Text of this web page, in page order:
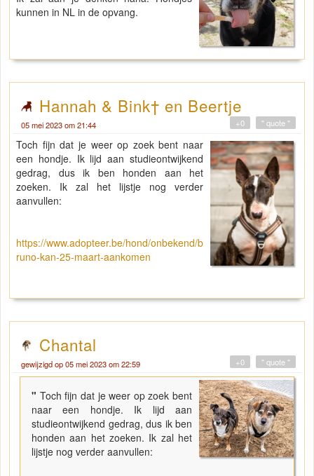
kunnen in NL in de opvang.
Hannah & Bink† en Beertje
05 mei 2023 om 21:44 " quote "
+0
Toch fijn dat je weer op zoek bent naar
een hondje. Ik lijd aan studieontwijkend
gedrag, dus ik ben honden aan het
zoeken. Ik zal het lijstje nog verder
aanvullen:
https://www.adopteer.be/hond/onbekend/b
runo-kan-25-maart-aankomen
Chantal
gewijzigd op 05 mei 2023 om 22:59 " quote "
+0
" Toch fijn dat je weer op zoek bent
naar een hondje. Ik lijd aan
studieontwijkend gedrag, dus ik ben
honden aan het zoeken. Ik zal het
lijstje nog verder aanvullen: